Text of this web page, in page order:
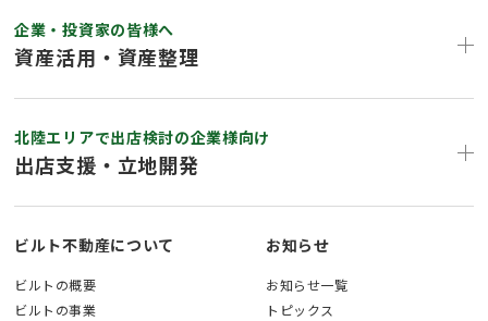
企業・投資家の皆様へ
資産活用・資産整理
北陸エリアで出店検討の企業様向け
出店支援・立地開発
ビルト不動産について
ビルトの概要
ビルトの事業
お知らせ
お知らせ一覧
トピックス